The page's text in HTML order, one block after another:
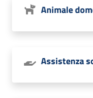
Animale
Assistenza